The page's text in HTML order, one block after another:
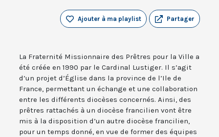
Partager
Ajouter à ma playlist
La Fraternité Missionnaire des Prêtres pour la Ville a
été créée en 1990 par le Cardinal Lustiger. Il s’agit
d’un projet d’Église dans la province de l’Ile de
France, permettant un échange et une collaboration
entre les différents diocèses concernés. Ainsi, des
prêtres rattachés à un diocèse francilien vont être
mis à la disposition d’un autre diocèse francilien,
pour un temps donné, en vue de former des équipes